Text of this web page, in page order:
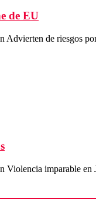
de EU
Advierten de riesgos
Violencia imparable en